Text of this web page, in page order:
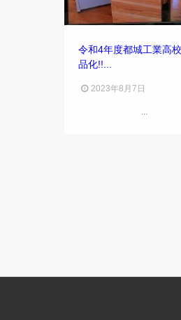
令和4年度都城工業高
品化!!...
2023年8月7日
...